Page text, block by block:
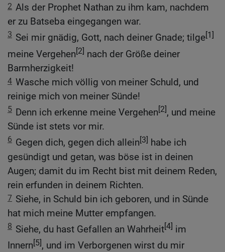
2 Als der Prophet Nathan zu ihm kam, nachdem
er zu Batseba eingegangen war.
3 Sei mir gnädig, Gott, nach deiner Gnade; tilge[1]
meine Vergehen[2] nach der Größe deiner
Barmherzigkeit!
4 Wasche mich völlig von meiner Schuld, und
reinige mich von meiner Sünde!
5 Denn ich erkenne meine Vergehen[2], und meine
Sünde ist stets vor mir.
6 Gegen dich, gegen dich allein[3] habe ich
gesündigt und getan, was böse ist in deinen
Augen; damit du im Recht bist mit deinem Reden,
rein erfunden in deinem Richten.
7 Siehe, in Schuld bin ich geboren, und in Sünde
hat mich meine Mutter empfangen.
8 Siehe, du hast Gefallen an Wahrheit[4] im
Innern[5], und im Verborgenen wirst du mir